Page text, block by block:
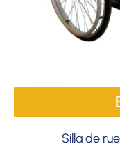
Silla de